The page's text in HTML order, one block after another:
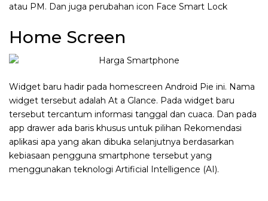
atau PM. Dan juga perubahan icon Face Smart Lock
Home Screen
Widget baru hadir pada homescreen Android Pie ini. Nama
widget tersebut adalah At a Glance. Pada widget baru
tersebut tercantum informasi tanggal dan cuaca. Dan pada
app drawer ada baris khusus untuk pilihan Rekomendasi
aplikasi apa yang akan dibuka selanjutnya berdasarkan
kebiasaan pengguna smartphone tersebut yang
menggunakan teknologi Artificial Intelligence (AI).